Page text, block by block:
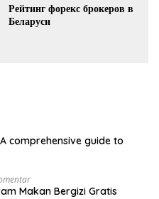
Рейтинг форекс брокеров в
Беларуси
comprehensive guide to
Makan Bergizi Gratis